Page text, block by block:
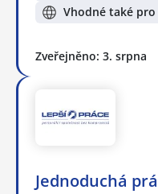
Vhodné také pro
Zveřejněno: 3. srpna
Jednoduchá